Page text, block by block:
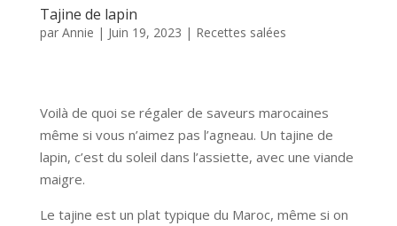
Tajine de lapin
par Annie | Juin 19, 2023 | Recettes salées
Voilà de quoi se régaler de saveurs marocaines
même si vous n’aimez pas l’agneau. Un tajine de
lapin, c’est du soleil dans l’assiette, avec une viande
maigre.
Le tajine est un plat typique du Maroc, même si on